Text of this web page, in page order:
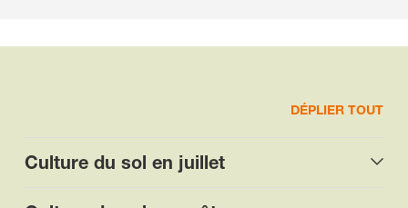
DÉPLIER TOUT
Culture du sol en juillet